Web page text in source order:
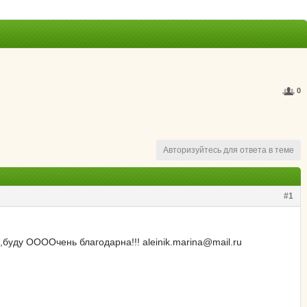
0
Авторизуйтесь для ответа в теме
#1
ООООчень благодарна!!! aleinik.marina@mail.ru